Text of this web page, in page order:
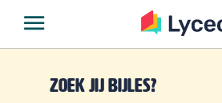
Zoek jij bijles?